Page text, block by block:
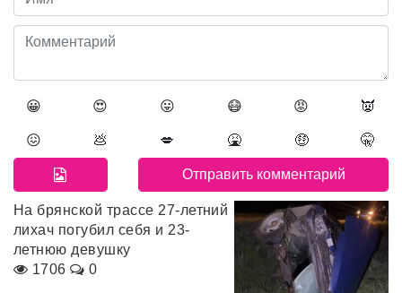
😀 😍 😛 😷 😡 👿
😖 💩 💋 🤮 🤑 🤫
На брянской трассе 27-летний
лихач погубил себя и 23-
летнюю девушку
1706
0